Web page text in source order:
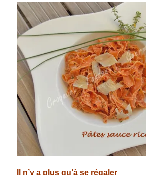
Il n’y a plus qu’à se régaler